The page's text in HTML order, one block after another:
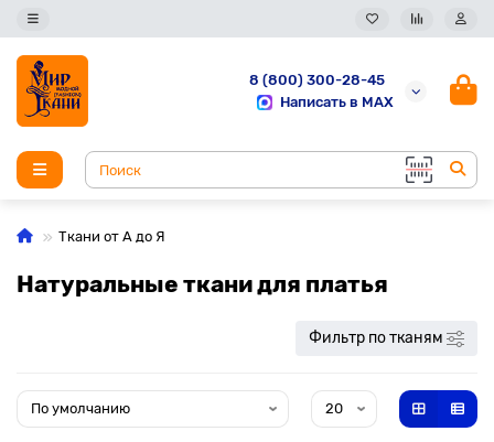
8 (800) 300-28-45
Написать в MAX
Ткани от А до Я
Натуральные ткани для платья
Фильтр по тканям